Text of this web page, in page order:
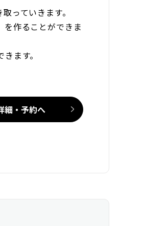
っていきます。
作ることができま
ます。
細・予約へ